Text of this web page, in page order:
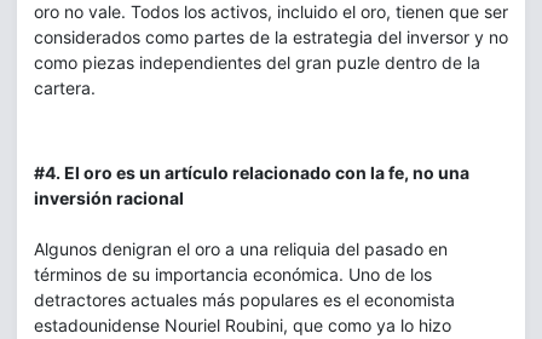
oro no vale. Todos los activos, incluido el oro, tienen que ser
considerados como partes de la estrategia del inversor y no
como piezas independientes del gran puzle dentro de la
cartera.
#4. El oro es un artículo relacionado con la fe, no una
inversión racional
Algunos denigran el oro a una reliquia del pasado en
términos de su importancia económica. Uno de los
detractores actuales más populares es el economista
estadounidense Nouriel Roubini, que como ya lo hizo